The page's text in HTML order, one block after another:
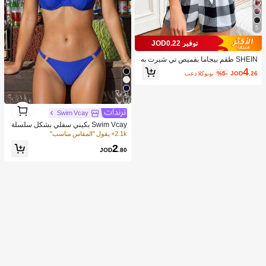
5
توفير JOD0.22
SHEIN طقم بيجاما بقميص تي شيرت به
جيب ذو طبعة الشوريس ذي الشكل الشع
بي البوفالو
JOD4.26
%5- بعد الكوبون
5
Swim Vcay
Swim Vcay بكيني سفلي بشكل سلسلة
حلقات شاطئية صيفية، ملابس سباحة للع
2.1k+ يقول "المقاس مناسب"
JOD2.80
1